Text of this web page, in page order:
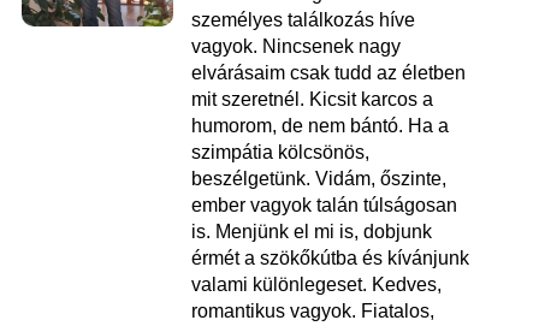
személyes találkozás híve
vagyok. Nincsenek nagy
elvárásaim csak tudd az életben
mit szeretnél. Kicsit karcos a
humorom, de nem bántó. Ha a
szimpátia kölcsönös,
beszélgetünk. Vidám, őszinte,
ember vagyok talán túlságosan
is. Menjünk el mi is, dobjunk
érmét a szökőkútba és kívánjunk
valami különlegeset. Kedves,
romantikus vagyok. Fiatalos,